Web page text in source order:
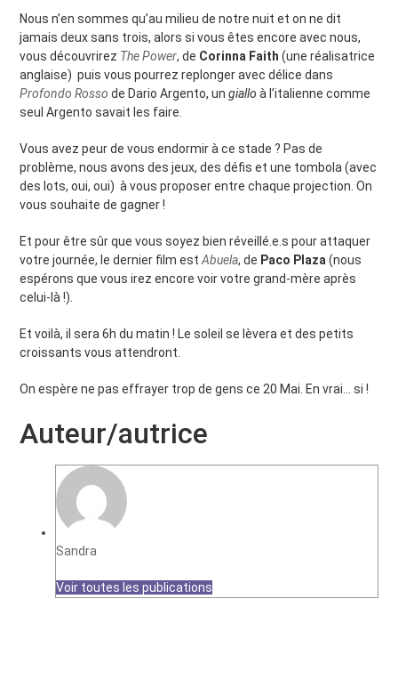
Nous n’en sommes qu’au milieu de notre nuit et on ne dit
jamais deux sans trois, alors si vous êtes encore avec nous,
vous découvrirez The Power, de Corinna Faith (une réalisatrice
anglaise) puis vous pourrez replonger avec délice dans
Profondo Rosso de Dario Argento, ungiallo à l’italienne comme
seul Argento savait les faire.
Vous avez peur de vous endormir à ce stade ? Pas de
problème, nous avons des jeux, des défis et une tombola (avec
des lots, oui, oui) à vous proposer entre chaque projection. On
vous souhaite de gagner !
Et pour être sûr que vous soyez bien réveillé.e.s pour attaquer
votre journée, le dernier film estAbuela, de Paco Plaza (nous
espérons que vous irez encore voir votre grand-mère après
celui-là !).
Et voilà, il sera 6h du matin ! Le soleil se lèvera et des petits
croissants vous attendront.
On espère ne pas effrayer trop de gens ce 20 Mai. En vrai… si !
Auteur/autrice
Sandra
Voir toutes les publications